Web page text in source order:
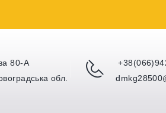
80-А
обл.